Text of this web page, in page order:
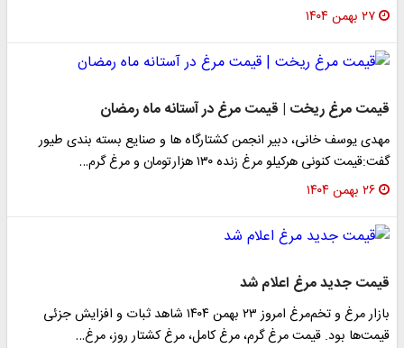
۲۷ بهمن ۱۴۰۴
قیمت مرغ ریخت | قیمت مرغ در آستانه ماه رمضان
مهدی یوسف خانی، دبیر انجمن کشتارگاه ها و صنایع بسته بندی طیور
گفت:قیمت کنونی هرکیلو مرغ زنده ۱۳۰ هزارتومان و مرغ گرم…
۲۶ بهمن ۱۴۰۴
قیمت جدید مرغ اعلام شد
بازار مرغ و تخم‌مرغ امروز ۲۳ بهمن ۱۴۰۴ شاهد ثبات و افزایش جزئی
قیمت‌ها بود. قیمت مرغ گرم، مرغ کامل، مرغ کشتار روز، مرغ…